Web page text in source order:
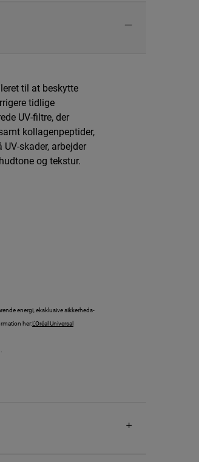
til at beskytte
tidlige
UV-filtre, der
kollagenpeptider,
skader, arbejder
og tekstur.
energi, eksklusive sikkerheds-
her:L'Oréal Universal